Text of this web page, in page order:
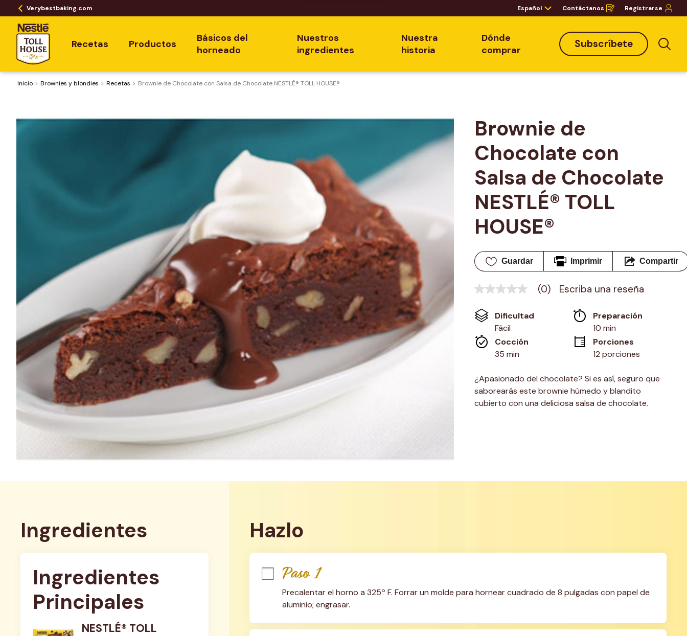
Verybestbaking.com Español Contáctanos
Opens
in
window
Registrarse
Recetas Productos
Básicos del
horneado
Nuestros
ingredientes
Nuestra
historia
Dónde
comprar
Subscríbete
Inicio Brownies y blondies Recetas Brownie de Chocolate con Salsa de Chocolate NESTLÉ® TOLL HOUSE®
Brownie de
Chocolate con
Salsa de Chocolate
NESTLÉ® TOLL
HOUSE®
Guardar Imprimir Compartir
Sin
Enlace
en
misma
página.
(0) Escriba una reseña
Dificultad
Fácil
Preparación
10 min
Cocción
35 min
Porciones
12 porciones
¿Apasionado del chocolate? Si es así, seguro que
saborearás este brownie húmedo y blandito
cubierto con una deliciosa salsa de chocolate.
Ingredientes
Ingredientes
Principales
NESTLÉ® TOLL
Hazlo
Paso 1
Precalentar el horno a 325º F. Forrar un molde para hornear cuadrado de 8 pulgadas con papel de
aluminio; engrasar.